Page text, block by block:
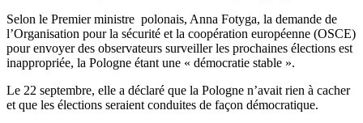
Selon le Premier ministre polonais, Anna Fotyga, la demande de
l’Organisation pour la sécurité et la coopération européenne (OSCE)
pour envoyer des observateurs surveiller les prochaines élections est
inappropriée, la Pologne étant une « démocratie stable ».
Le 22 septembre, elle a déclaré que la Pologne n’avait rien à cacher
et que les élections seraient conduites de façon démocratique.